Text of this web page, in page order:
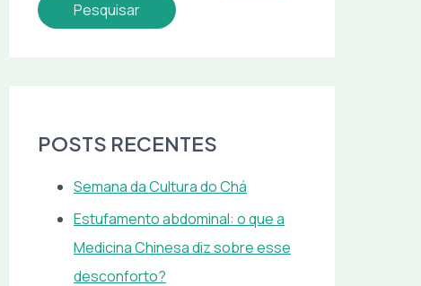
POSTS RECENTES
Semana da Cultura do Chá
Estufamento abdominal: o que a
Medicina Chinesa diz sobre esse
desconforto?